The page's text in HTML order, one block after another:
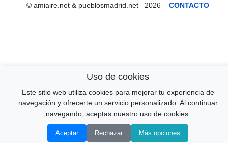
© amiaire.net & pueblosmadrid.net 2026 CONTACTO
↑
Uso de cookies
Este sitio web utiliza cookies para mejorar tu experiencia de
navegación y ofrecerte un servicio personalizado. Al continuar
navegando, aceptas nuestro uso de cookies.
Aceptar Rechazar Más opciones